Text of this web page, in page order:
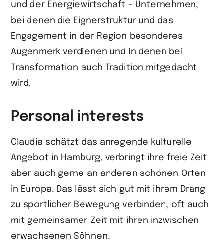
und der Energiewirtschaft – Unternehmen,
bei denen die Eignerstruktur und das
Engagement in der Region besonderes
Augenmerk verdienen und in denen bei
Transformation auch Tradition mitgedacht
wird.
Personal interests
Claudia schätzt das anregende kulturelle
Angebot in Hamburg, verbringt ihre freie Zeit
aber auch gerne an anderen schönen Orten
in Europa. Das lässt sich gut mit ihrem Drang
zu sportlicher Bewegung verbinden, oft auch
mit gemeinsamer Zeit mit ihren inzwischen
erwachsenen Söhnen.